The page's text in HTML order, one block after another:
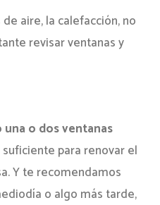
aire, la calefacción, no
revisar ventanas y
una o dos ventanas
suficiente para renovar el
Y te recomendamos
o algo más tarde,